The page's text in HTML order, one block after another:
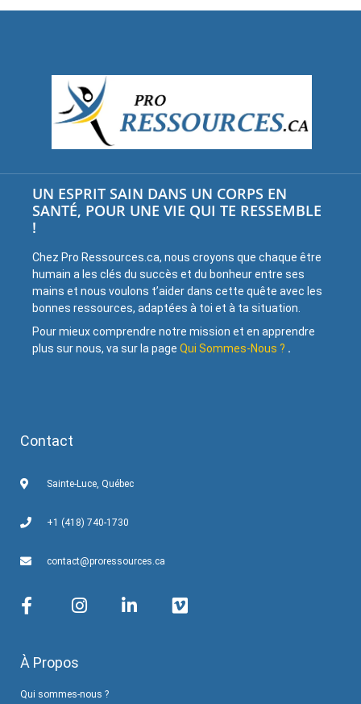
UN ESPRIT SAIN DANS UN CORPS EN
SANTÉ, POUR UNE VIE QUI TE RESSEMBLE
!
Chez Pro Ressources.ca, nous croyons que chaque être
humain a les clés du succès et du bonheur entre ses
mains et nous voulons t’aider dans cette quête avec les
bonnes ressources, adaptées à toi et à ta situation.
Pour mieux comprendre notre mission et en apprendre
plus sur nous, va sur la page Qui Sommes-Nous ? .
Contact
Sainte-Luce, Québec
+1 (418) 740-1730
contact@proressources.ca
À Propos
Qui sommes-nous ?